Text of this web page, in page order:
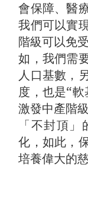
會保障、醫
我們可以實
階級可以免
如，我們需
人口基數，
度，也是“
激發中產階
「不封頂
化，如此，
培養偉大的慈